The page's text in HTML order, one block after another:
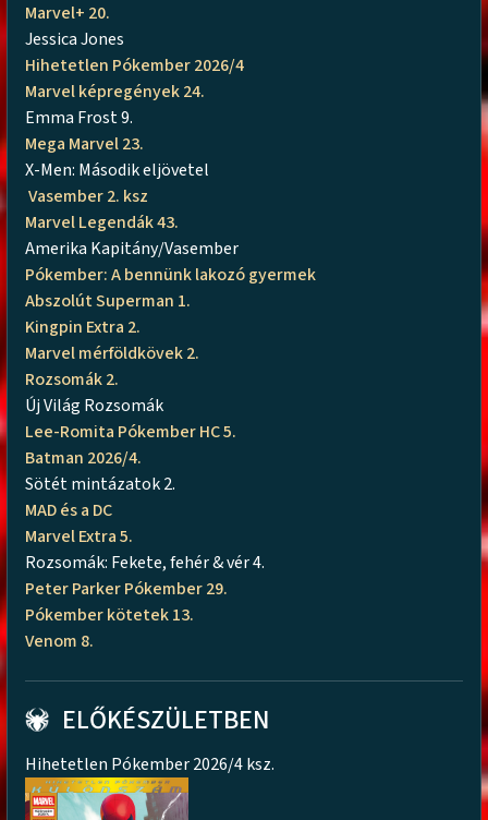
Marvel+ 20.
Jessica Jones
Hihetetlen Pókember 2026/4
Marvel képregények 24.
Emma Frost 9.
Mega Marvel 23.
X-Men: Második eljövetel
Vasember 2. ksz
Marvel Legendák 43.
Amerika Kapitány/Vasember
Pókember: A bennünk lakozó gyermek
Abszolút Superman 1.
Kingpin Extra 2.
Marvel mérföldkövek 2.
Rozsomák 2.
Új Világ Rozsomák
Lee-Romita Pókember HC 5.
Batman 2026/4.
Sötét mintázatok 2.
MAD és a DC
Marvel Extra 5.
Rozsomák: Fekete, fehér & vér 4.
Peter Parker Pókember 29.
Pókember kötetek 13.
Venom 8.
ELŐKÉSZÜLETBEN
Hihetetlen Pókember 2026/4 ksz.